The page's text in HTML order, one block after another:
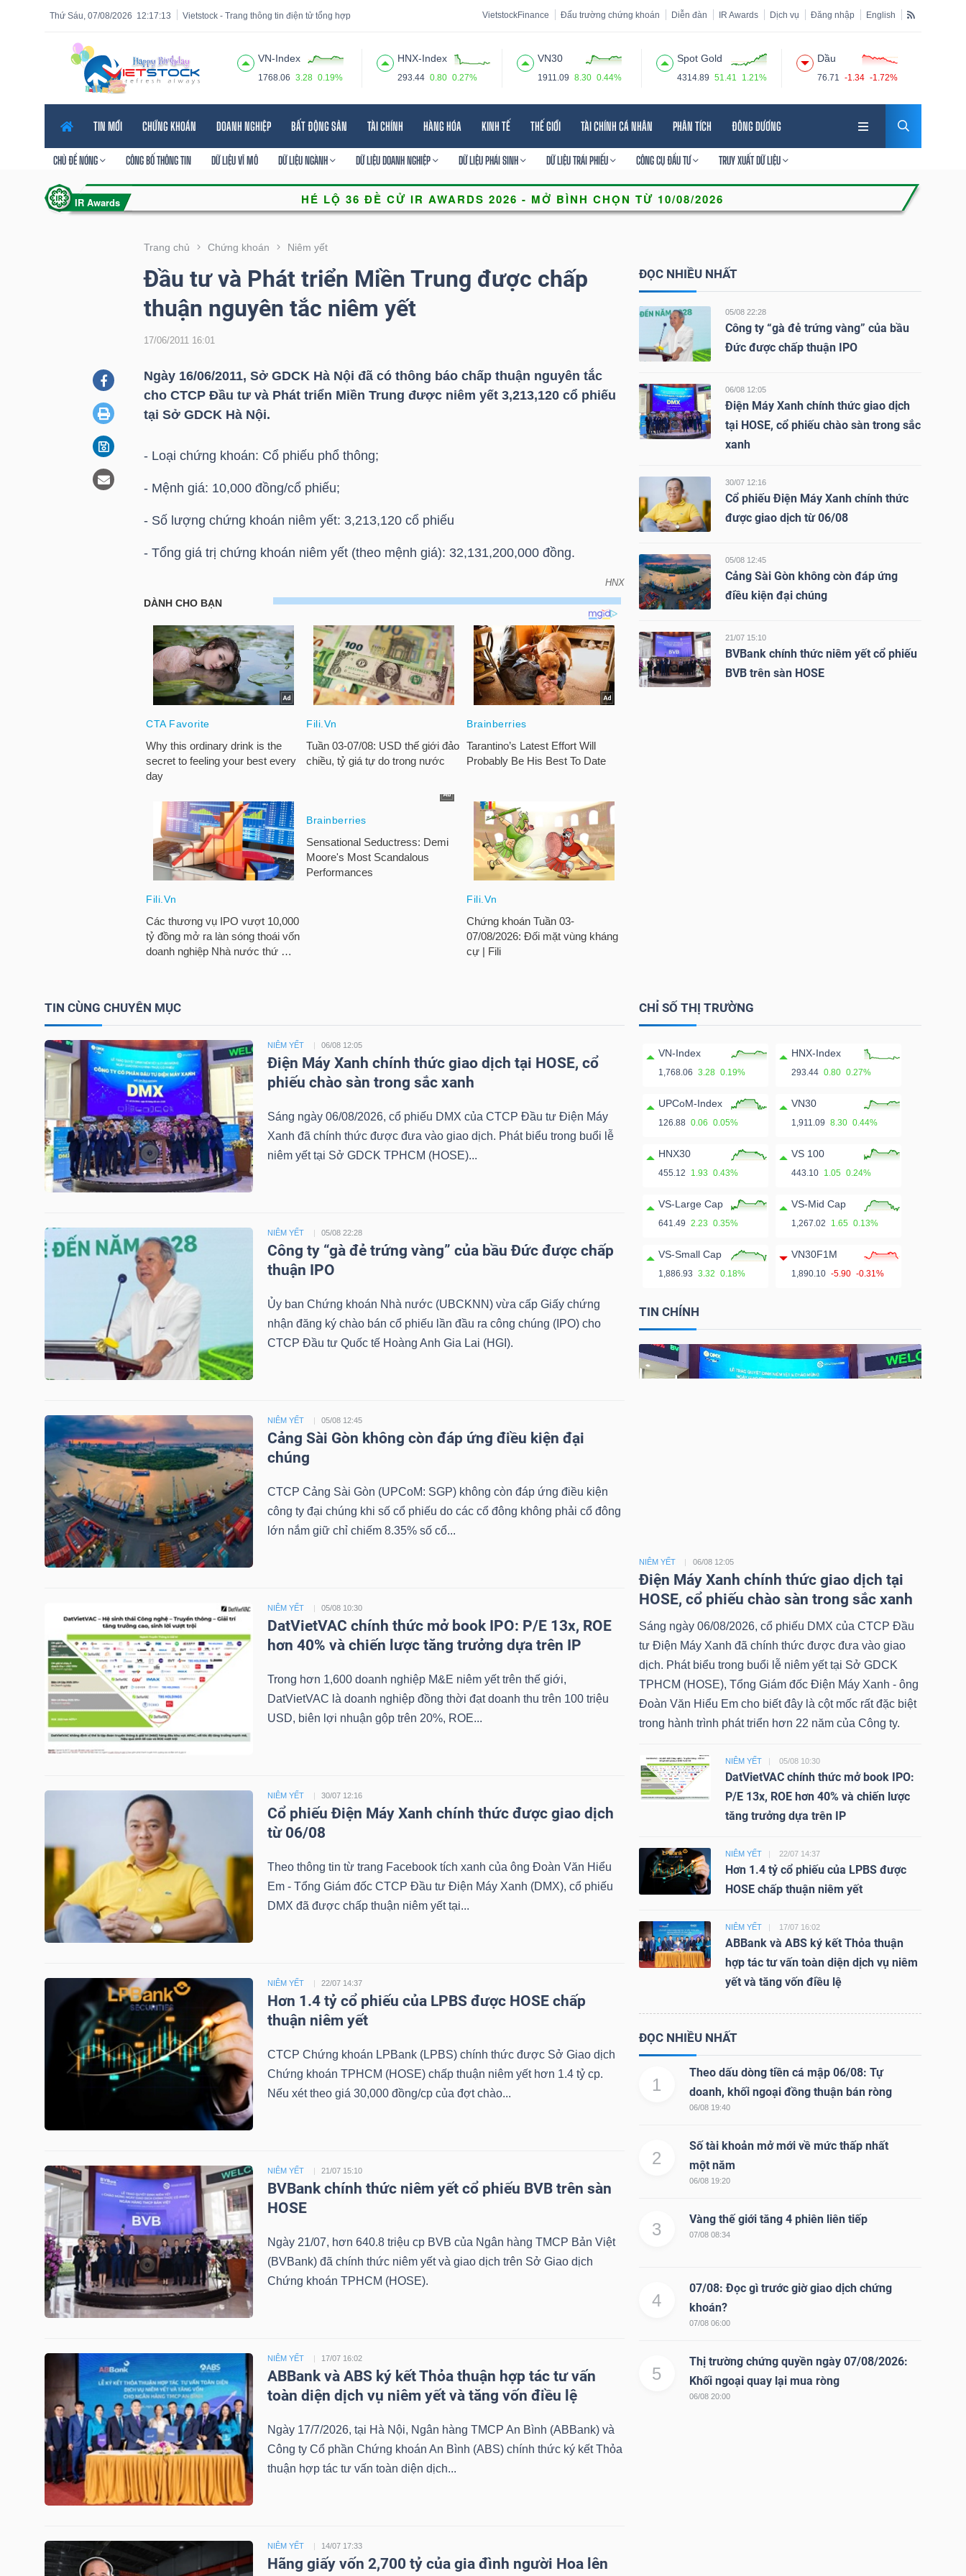
12:17:14
Thứ Sáu, 07/08/2026 Vietstock - Trang thông tin điện tử tổng hợp VietstockFinance Đấu trường chứng khoán Diễn đàn IR Awards Dịch vụ Đăng nhập English
VN-Index
1768.06 3.28 0.19%
HNX-Index
293.44 0.80 0.27%
VN30
1911.09 8.30 0.44%
Spot Gold
4314.89 51.41 1.21%
Dầu
76.71 -1.34 -1.72%
TIN MỚI CHỨNG KHOÁN DOANH NGHIỆP BẤT ĐỘNG SẢN TÀI CHÍNH HÀNG HÓA KINH TẾ THẾ GIỚI TÀI CHÍNH CÁ NHÂN PHÂN TÍCH ĐÔNG DƯƠNG
CHỦ ĐỀ NÓNG CÔNG BỐ THÔNG TIN DỮ LIỆU VĨ MÔ DỮ LIỆU NGÀNH DỮ LIỆU DOANH NGHIỆP DỮ LIỆU PHÁI SINH DỮ LIỆU TRÁI PHIẾU CÔNG CỤ ĐẦU TƯ TRUY XUẤT DỮ LIỆU
Trang chủ Chứng khoán Niêm yết
Đầu tư và Phát triển Miền Trung được chấp
thuận nguyên tắc niêm yết
17/06/2011 16:01
Ngày 16/06/2011, Sở GDCK Hà Nội đã có thông báo chấp thuận nguyên tắc
cho CTCP Đầu tư và Phát triển Miền Trung được niêm yết 3,213,120 cổ phiếu
tại Sở GDCK Hà Nội.
- Loại chứng khoán: Cổ phiếu phổ thông;
- Mệnh giá: 10,000 đồng/cổ phiếu;
- Số lượng chứng khoán niêm yết: 3,213,120 cổ phiếu
- Tổng giá trị chứng khoán niêm yết (theo mệnh giá): 32,131,200,000 đồng.
HNX
Đầu tư và Phát triển Miền Trung được chấp thuận nguyên tắc niêm yết
ĐỌC NHIỀU NHẤT
05/08 22:28
Công ty “gà đẻ trứng vàng” của bầu
Đức được chấp thuận IPO
06/08 12:05
Điện Máy Xanh chính thức giao dịch
tại HOSE, cổ phiếu chào sàn trong sắc
xanh
30/07 12:16
Cổ phiếu Điện Máy Xanh chính thức
được giao dịch từ 06/08
05/08 12:45
Cảng Sài Gòn không còn đáp ứng
điều kiện đại chúng
21/07 15:10
BVBank chính thức niêm yết cổ phiếu
BVB trên sàn HOSE
TIN CÙNG CHUYÊN MỤC
NIÊM YẾT 06/08 12:05
Điện Máy Xanh chính thức giao dịch tại HOSE, cổ
phiếu chào sàn trong sắc xanh
Sáng ngày 06/08/2026, cổ phiếu DMX của CTCP Đầu tư Điện Máy
Xanh đã chính thức được đưa vào giao dịch. Phát biểu trong buổi lễ
niêm yết tại Sở GDCK TPHCM (HOSE)...
NIÊM YẾT 05/08 22:28
Công ty “gà đẻ trứng vàng” của bầu Đức được chấp
thuận IPO
Ủy ban Chứng khoán Nhà nước (UBCKNN) vừa cấp Giấy chứng
nhận đăng ký chào bán cổ phiếu lần đầu ra công chúng (IPO) cho
CTCP Đầu tư Quốc tế Hoàng Anh Gia Lai (HGI).
NIÊM YẾT 05/08 12:45
Cảng Sài Gòn không còn đáp ứng điều kiện đại
chúng
CTCP Cảng Sài Gòn (UPCoM: SGP) không còn đáp ứng điều kiện
công ty đại chúng khi số cổ phiếu do các cổ đông không phải cổ đông
lớn nắm giữ chỉ chiếm 8.35% số cổ...
NIÊM YẾT 05/08 10:30
DatVietVAC chính thức mở book IPO: P/E 13x, ROE
hơn 40% và chiến lược tăng trưởng dựa trên IP
Trong hơn 1,600 doanh nghiệp M&E niêm yết trên thế giới,
DatVietVAC là doanh nghiệp đồng thời đạt doanh thu trên 100 triệu
USD, biên lợi nhuận gộp trên 20%, ROE...
NIÊM YẾT 30/07 12:16
Cổ phiếu Điện Máy Xanh chính thức được giao dịch
từ 06/08
Theo thông tin từ trang Facebook tích xanh của ông Đoàn Văn Hiểu
Em - Tổng Giám đốc CTCP Đầu tư Điện Máy Xanh (DMX), cổ phiếu
DMX đã được chấp thuận niêm yết tại...
NIÊM YẾT 22/07 14:37
Hơn 1.4 tỷ cổ phiếu của LPBS được HOSE chấp
thuận niêm yết
CTCP Chứng khoán LPBank (LPBS) chính thức được Sở Giao dịch
Chứng khoán TPHCM (HOSE) chấp thuận niêm yết hơn 1.4 tỷ cp.
Nếu xét theo giá 30,000 đồng/cp của đợt chào...
NIÊM YẾT 21/07 15:10
BVBank chính thức niêm yết cổ phiếu BVB trên sàn
HOSE
Ngày 21/07, hơn 640.8 triệu cp BVB của Ngân hàng TMCP Bản Việt
(BVBank) đã chính thức niêm yết và giao dịch trên Sở Giao dịch
Chứng khoán TPHCM (HOSE).
NIÊM YẾT 17/07 16:02
ABBank và ABS ký kết Thỏa thuận hợp tác tư vấn
toàn diện dịch vụ niêm yết và tăng vốn điều lệ
Ngày 17/7/2026, tại Hà Nội, Ngân hàng TMCP An Bình (ABBank) và
Công ty Cổ phần Chứng khoán An Bình (ABS) chính thức ký kết Thỏa
thuận hợp tác tư vấn toàn diện dịch...
NIÊM YẾT 14/07 17:33
Hãng giấy vốn 2,700 tỷ của gia đình người Hoa lên
CHỈ SỐ THỊ TRƯỜNG
VN-Index
1,768.06 3.28 0.19%
HNX-Index
293.44 0.80 0.27%
UPCoM-Index
126.88 0.06 0.05%
VN30
1,911.09 8.30 0.44%
HNX30
455.12 1.93 0.43%
VS 100
443.10 1.05 0.24%
VS-Large Cap
641.49 2.23 0.35%
VS-Mid Cap
1,267.02 1.65 0.13%
VS-Small Cap
1,886.93 3.32 0.18%
VN30F1M
1,890.10 -5.90 -0.31%
TIN CHÍNH
NIÊM YẾT 06/08 12:05
Điện Máy Xanh chính thức giao dịch tại
HOSE, cổ phiếu chào sàn trong sắc xanh
Sáng ngày 06/08/2026, cổ phiếu DMX của CTCP Đầu
tư Điện Máy Xanh đã chính thức được đưa vào giao
dịch. Phát biểu trong buổi lễ niêm yết tại Sở GDCK
TPHCM (HOSE), Tổng Giám đốc Điện Máy Xanh - ông
Đoàn Văn Hiểu Em cho biết đây là cột mốc rất đặc biệt
trong hành trình phát triển hơn 22 năm của Công ty.
NIÊM YẾT 05/08 10:30
DatVietVAC chính thức mở book IPO:
P/E 13x, ROE hơn 40% và chiến lược
tăng trưởng dựa trên IP
NIÊM YẾT 22/07 14:37
Hơn 1.4 tỷ cổ phiếu của LPBS được
HOSE chấp thuận niêm yết
NIÊM YẾT 17/07 16:02
ABBank và ABS ký kết Thỏa thuận
hợp tác tư vấn toàn diện dịch vụ niêm
yết và tăng vốn điều lệ
ĐỌC NHIỀU NHẤT
1
Theo dấu dòng tiền cá mập 06/08: Tự
doanh, khối ngoại đồng thuận bán ròng
06/08 19:40
2
Số tài khoản mở mới về mức thấp nhất
một năm
06/08 19:20
3
Vàng thế giới tăng 4 phiên liên tiếp
07/08 08:34
4
07/08: Đọc gì trước giờ giao dịch chứng
khoán?
07/08 06:00
5
Thị trường chứng quyền ngày 07/08/2026:
Khối ngoại quay lại mua ròng
06/08 20:00
Tính năng
năng
VIETSTOCK
NHÂN
PHÂN
TÍCH
VIETSTOCKFINANCE
NGÀNH
NGHIỆP
PHIẾU
TRÁI
PHIẾU
CÔNG
ĐẦU
TRUY
LIỆU
Ngành
LƯỢNG
NGUYÊN
VẬT
LIỆU
CÔNG
NGHIỆP
TIÊU
KHÔNG
THIẾT